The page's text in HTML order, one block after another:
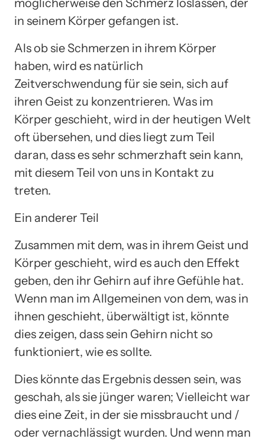
möglicherweise den Schmerz loslassen, der
in seinem Körper gefangen ist.
Als ob sie Schmerzen in ihrem Körper
haben, wird es natürlich
Zeitverschwendung für sie sein, sich auf
ihren Geist zu konzentrieren. Was im
Körper geschieht, wird in der heutigen Welt
oft übersehen, und dies liegt zum Teil
daran, dass es sehr schmerzhaft sein kann,
mit diesem Teil von uns in Kontakt zu
treten.
Ein anderer Teil
Zusammen mit dem, was in ihrem Geist und
Körper geschieht, wird es auch den Effekt
geben, den ihr Gehirn auf ihre Gefühle hat.
Wenn man im Allgemeinen von dem, was in
ihnen geschieht, überwältigt ist, könnte
dies zeigen, dass sein Gehirn nicht so
funktioniert, wie es sollte.
Dies könnte das Ergebnis dessen sein, was
geschah, als sie jünger waren; Vielleicht war
dies eine Zeit, in der sie missbraucht und /
oder vernachlässigt wurden. Und wenn man